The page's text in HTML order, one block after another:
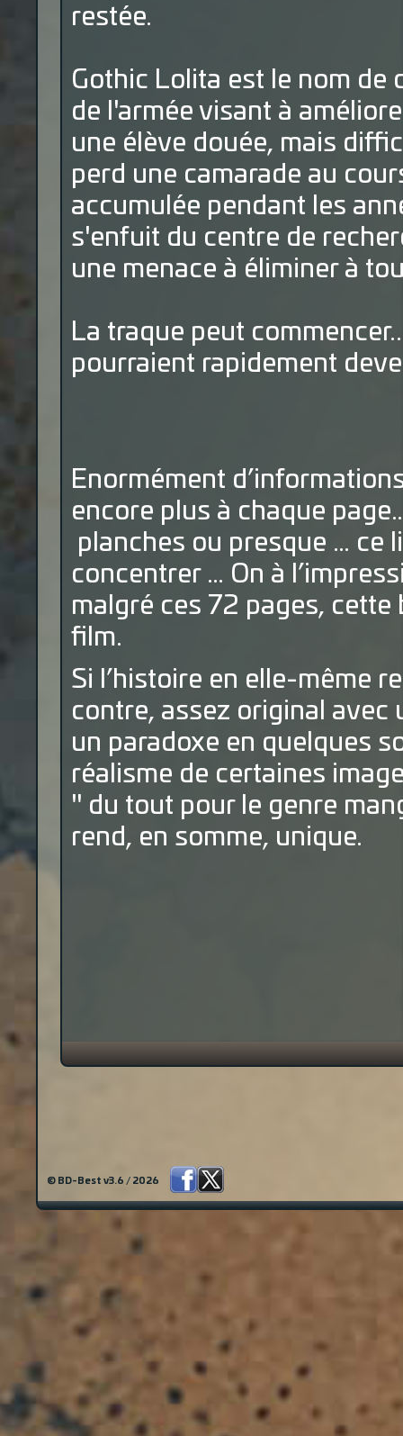
restée.
Gothic Lolita est le nom de
de l'armée visant à
une élève douée, mais
perd une camarade au
accumulée pendant les
s'enfuit du centre de
une menace à éliminer à
La traque peut
pourraient rapidement
Enormément
encore plus à chaque
planches ou presque … ce
concentrer … On à
malgré ces 72 pages,
film.
Si l’histoire en elle-même
contre, assez original
un paradoxe en quelques
réalisme de certaines
" du tout pour le genre
rend, en somme, unique.
© BD-Best v3.6 / 2026